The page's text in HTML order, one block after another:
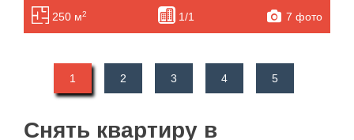
250 м2 1/1 7 фото
1 2 3 4 5
Снять квартиру в